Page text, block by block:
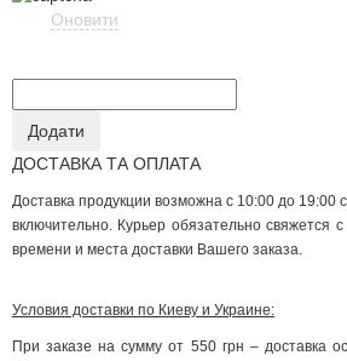
Оновити
ДОСТАВКА ТА ОПЛАТА
Доставка продукции возможна с 10:00 до 19:00
включительно. Курьер обязательно свяжется
времени и места доставки Вашего заказа.
Условия доставки по Киеву и Украине:
При заказе на сумму от 550 грн – доставка